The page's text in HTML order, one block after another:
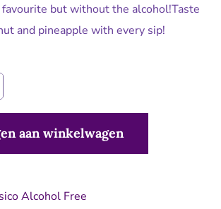
favourite but without the alcohol!Taste
and pineapple with every sip!
aan winkelwagen
Alcohol Free